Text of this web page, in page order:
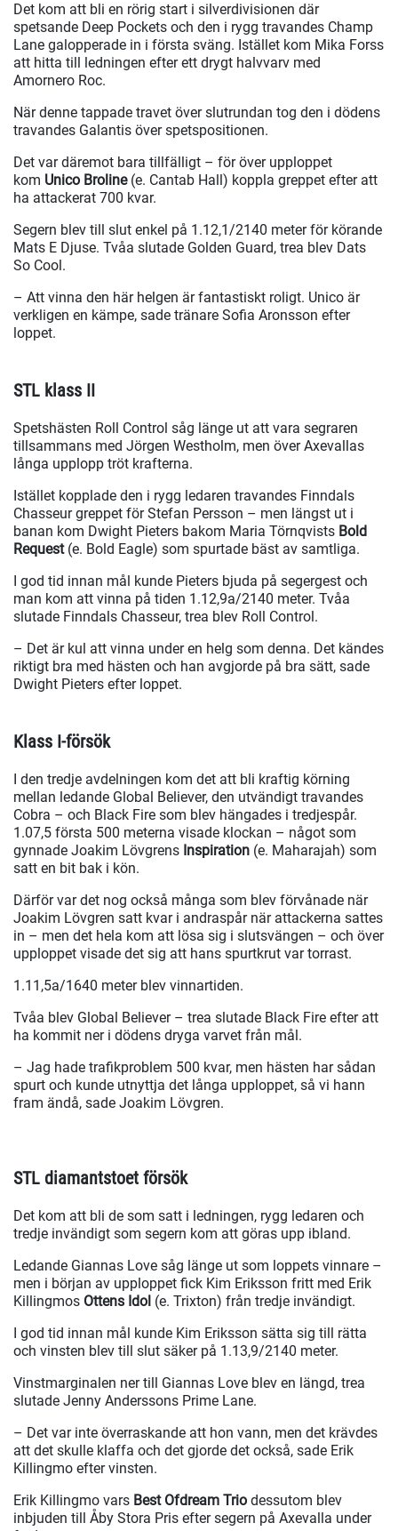
Det kom att bli en rörig start i silverdivisionen där
spetsande Deep Pockets och den i rygg travandes Champ
Lane galopperade in i första sväng. Istället kom Mika Forss
att hitta till ledningen efter ett drygt halvvarv med
Amornero Roc.
När denne tappade travet över slutrundan tog den i dödens
travandes Galantis över spetspositionen.
Det var däremot bara tillfälligt – för över upploppet
kom Unico Broline(e. Cantab Hall) koppla greppet efter att
ha attackerat 700 kvar.
Segern blev till slut enkel på 1.12,1/2140 meter för körande
Mats E Djuse. Tvåa slutade Golden Guard, trea blev Dats
So Cool.
– Att vinna den här helgen är fantastiskt roligt. Unico är
verkligen en kämpe, sade tränare Sofia Aronsson efter
loppet.
STL klass II
Spetshästen Roll Control såg länge ut att vara segraren
tillsammans med Jörgen Westholm, men över Axevallas
långa upplopp tröt krafterna.
Istället kopplade den i rygg ledaren travandes Finndals
Chasseur greppet för Stefan Persson – men längst ut i
banan kom Dwight Pieters bakom Maria Törnqvists Bold
Request (e. Bold Eagle) som spurtade bäst av samtliga.
I god tid innan mål kunde Pieters bjuda på segergest och
man kom att vinna på tiden 1.12,9a/2140 meter. Tvåa
slutade Finndals Chasseur, trea blev Roll Control.
– Det är kul att vinna under en helg som denna. Det kändes
riktigt bra med hästen och han avgjorde på bra sätt, sade
Dwight Pieters efter loppet.
Klass I-försök
I den tredje avdelningen kom det att bli kraftig körning
mellan ledande Global Believer, den utvändigt travandes
Cobra – och Black Fire som blev hängades i tredjespår.
1.07,5 första 500 meterna visade klockan – något som
gynnade Joakim Lövgrens Inspiration (e. Maharajah) som
satt en bit bak i kön.
Därför var det nog också många som blev förvånade när
Joakim Lövgren satt kvar i andraspår när attackerna sattes
in – men det hela kom att lösa sig i slutsvängen – och över
upploppet visade det sig att hans spurtkrut var torrast.
1.11,5a/1640 meter blev vinnartiden.
Tvåa blev Global Believer – trea slutade Black Fire efter att
ha kommit ner i dödens dryga varvet från mål.
– Jag hade trafikproblem 500 kvar, men hästen har sådan
spurt och kunde utnyttja det långa upploppet, så vi hann
fram ändå, sade Joakim Lövgren.
STL diamantstoet försök
Det kom att bli de som satt i ledningen, rygg ledaren och
tredje invändigt som segern kom att göras upp ibland.
Ledande Giannas Love såg länge ut som loppets vinnare –
men i början av upploppet fick Kim Eriksson fritt med Erik
Killingmos Ottens Idol (e. Trixton) från tredje invändigt.
I god tid innan mål kunde Kim Eriksson sätta sig till rätta
och vinsten blev till slut säker på 1.13,9/2140 meter.
Vinstmarginalen ner till Giannas Love blev en längd, trea
slutade Jenny Anderssons Prime Lane.
– Det var inte överraskande att hon vann, men det krävdes
att det skulle klaffa och det gjorde det också, sade Erik
Killingmo efter vinsten.
Erik Killingmo vars Best Ofdream Trio dessutom blev
inbjuden till Åby Stora Pris efter segern på Axevalla under